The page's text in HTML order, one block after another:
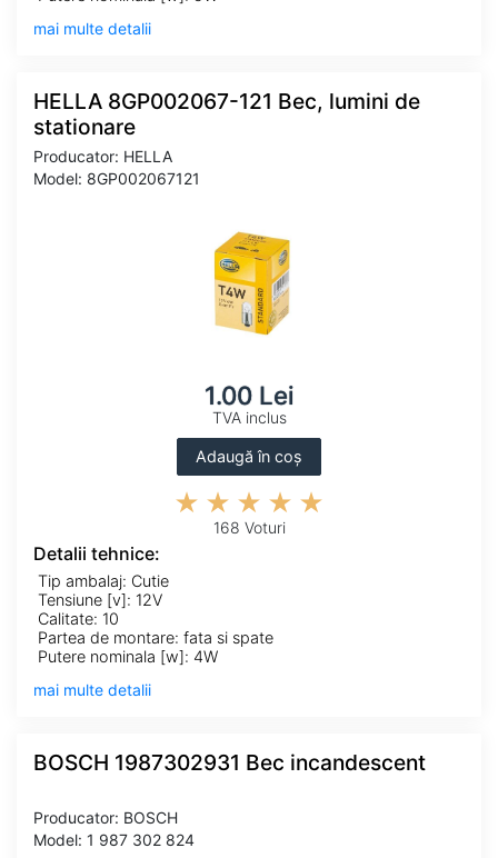
mai multe detalii
HELLA 8GP002067-121 Bec, lumini de
stationare
Producator: HELLA
Model: 8GP002067121
1.00 Lei
TVA inclus
Adaugă în coș
168 Voturi
Detalii tehnice:
Tip ambalaj: Cutie
Tensiune [v]: 12V
Calitate: 10
Partea de montare: fata si spate
Putere nominala [w]: 4W
mai multe detalii
BOSCH 1987302931 Bec incandescent
Producator: BOSCH
Model: 1 987 302 824